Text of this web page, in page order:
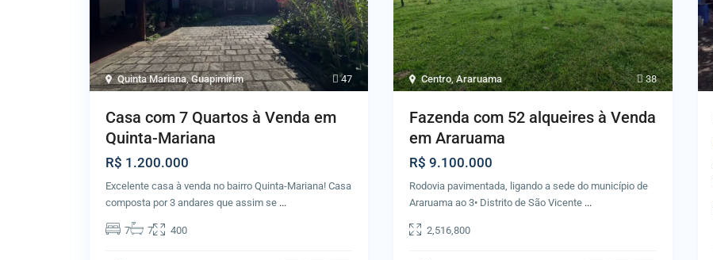
47
Quinta Mariana,Guapimirim
Casa com 7 Quartos à Venda em
Quinta-Mariana
R$ 1.200.000
Excelente casa à venda no bairro Quinta-Mariana! Casa
composta por 3 andares que assim se ...
7 7 400
38
Centro,Araruama
Fazenda com 52 alqueires à Venda
em Araruama
R$ 9.100.000
Rodovia pavimentada, ligando a sede do município de
Araruama ao 3• Distrito de São Vicente ...
2,516,800